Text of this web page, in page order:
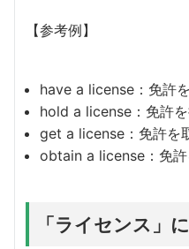
【参考例】
have a license：免許
hold a license：免許
get a license：免許を
obtain a license：免許
「ライセンス」